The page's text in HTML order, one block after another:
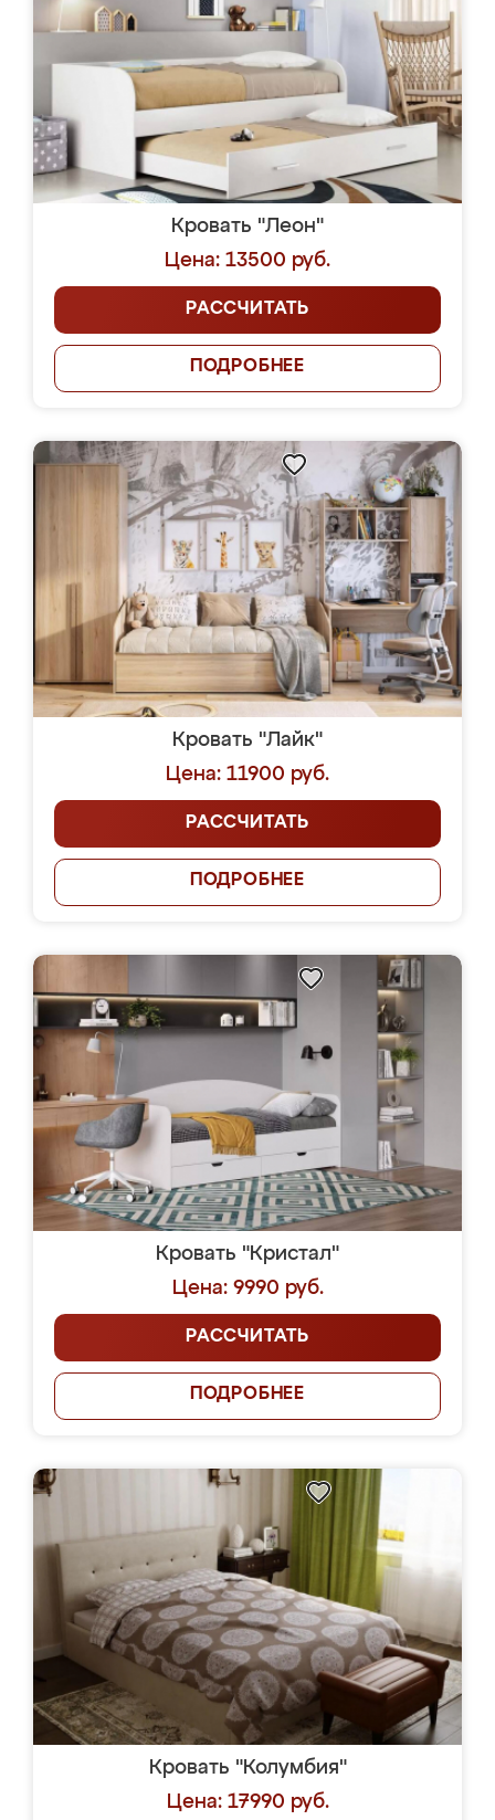
Кровать "Леон"
Цена: 13500 руб.
РАССЧИТАТЬ
ПОДРОБНЕЕ
Кровать "Лайк"
Цена: 11900 руб.
РАССЧИТАТЬ
ПОДРОБНЕЕ
Кровать "Кристал"
Цена: 9990 руб.
РАССЧИТАТЬ
ПОДРОБНЕЕ
Кровать "Колумбия"
Цена: 17990 руб.